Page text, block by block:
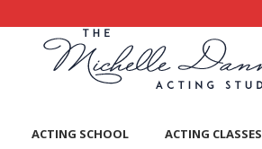
ACTING SCHOOL ACTING CLASSES